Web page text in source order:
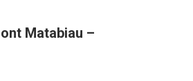
Matabiau –